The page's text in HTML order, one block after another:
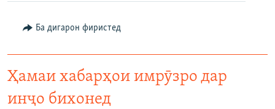
Ба дигарон фиристед
Ҳамаи хабарҳои имрӯзро дар
инҷо бихонед